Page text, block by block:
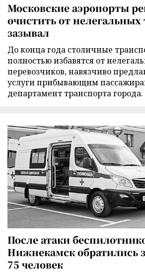
Московские аэропорты
очистить от нелегальных
зазывал
До конца года столичные
полностью избавятся от
перевозчиков, навязчиво
услуги прибывающим
департамент транспорта города.
После атаки
Нижнекамск обратились
75 человек